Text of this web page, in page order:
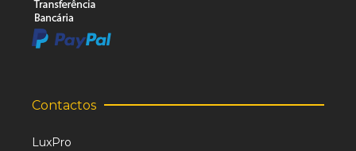
Contactos
LuxPro